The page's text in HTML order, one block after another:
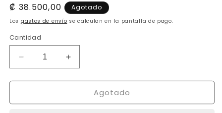
Precio
habitual
₡ 38.500,00 Agotado
Los gastos de envío se calculan en la pantalla de pago.
Cantidad
Reducir
cantidad
para
Abrams
Aumentar
cantidad
para
Abrams
Agotado